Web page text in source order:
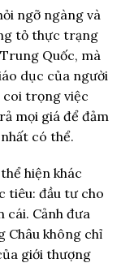
ngỡ ngàng và
tỏ thực trạng
Quốc, mà
dục của người
coi trọng việc
mọi giá để đảm
có thể.
hiện khác
tiêu: đầu tư cho
cái. Cảnh đưa
Châu không chỉ
giới thượng